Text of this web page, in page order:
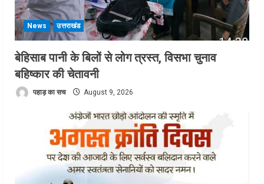
News उत्तराखंड
बेहिसाब पानी के बिलों से लोग त्रस्त, विसभा चुनाव
बहिष्कार की चेतावनी
पहाड़ का सच August 9, 2026